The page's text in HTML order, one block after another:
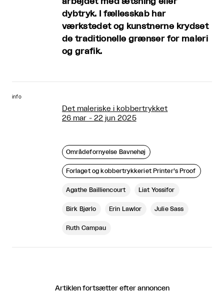
dybtryk. I fællesskab har
værkstedet og kunstnerne krydset
de traditionelle grænser for maleri
og grafik.
info
Det maleriske i kobbertrykket
26 mar - 22 jun 2025
Områdefornyelse Bavnehøj
Forlaget og kobbertrykkeriet Printer’s Proof
Agathe Bailliencourt Liat Yossifor
Birk Bjørlo Erin Lawlor Julie Sass
Ruth Campau
Artiklen fortsætter efter annoncen